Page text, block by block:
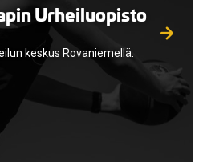
Urheiluopisto
keskus Rovaniemellä.